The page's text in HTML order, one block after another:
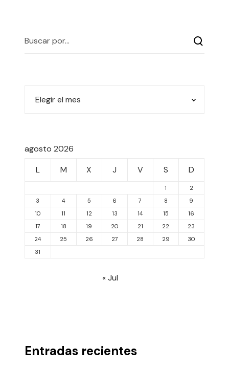
agosto 2026
L
M X J V S D
1
2
3
4 5 6 7 8
9
10
11 12 13 14 15
16
17
18 19 20 21 22
23
24
25 26 27 28 29
30
31
« Jul
Entradas recientes